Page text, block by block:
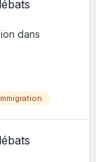
dans